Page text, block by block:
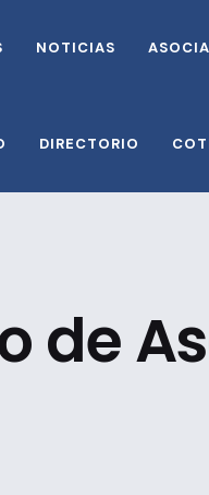
NOTICIAS
DIRECTORIO
de